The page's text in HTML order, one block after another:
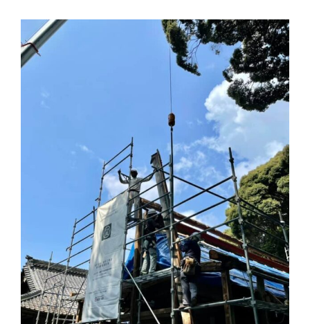
View
Larger
Image